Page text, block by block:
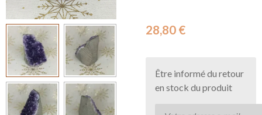
28,80 €
Être informé du retour
en stock du produit